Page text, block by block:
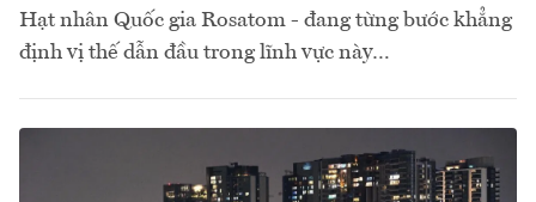
Hạt nhân Quốc gia Rosatom - đang từng bước khẳng
định vị thế dẫn đầu trong lĩnh vực này…